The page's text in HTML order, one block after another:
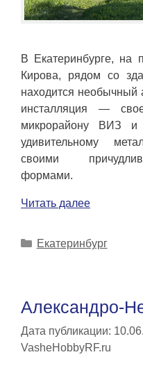
В Екатеринбурге, на
Кирова, рядом со
находится необычный
инсталляция —
микрорайону ВИЗ и
удивительному
своими
формами.
Читать далее
Рубрики
Екатеринбург
Александро-
Дата публикации:
VasheHobbyRF.ru